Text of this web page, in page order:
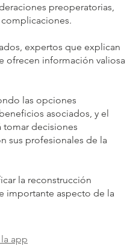
preoperatorias,
expertos que explican
ofrecen información valiosa
las opciones
asociados, y el
decisiones
sus profesionales de la
la reconstrucción
importante aspecto de la
la app